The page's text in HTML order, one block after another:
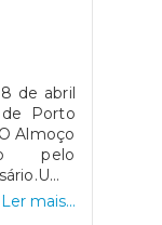
de
que
menos
uma
Social
de
de abril
Porto
Almoço
pelo
Gralha
Ler mais...